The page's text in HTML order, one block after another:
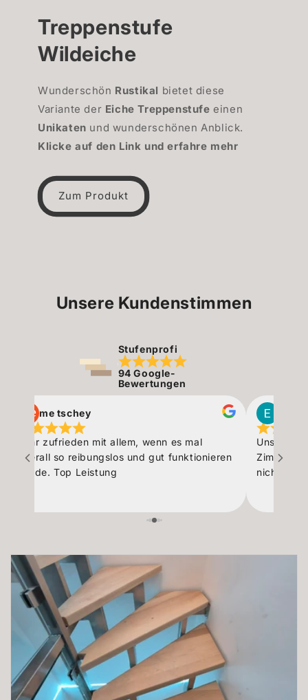
Treppenstufe
Wildeiche
Wunderschön Rustikal bietet diese
Variante der Eiche Treppenstufe einen
Unikaten und wunderschönen Anblick.
Klicke auf den Link und erfahre mehr
Zum Produkt
Unsere Kundenstimmen
Stufenprofi
94 Google-
Bewertungen
me tschey
Sehr zufrieden mit allem, wenn es mal
überall so reibungslos und gut funktionieren
würde. Top Leistung
Uns
nicht